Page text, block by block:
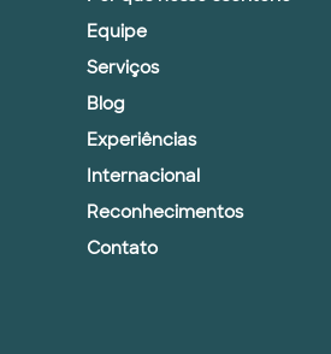
Equipe
Serviços
Blog
Experiências
Internacional
Reconhecimentos
Contato